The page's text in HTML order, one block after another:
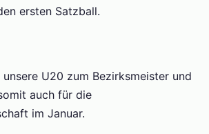
ersten Satzball.
U20 zum Bezirksmeister und
auch für die
im Januar.